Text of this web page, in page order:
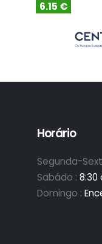
6.15 €
Horário
Segunda-
Sabádo : 8:30
Domingo :